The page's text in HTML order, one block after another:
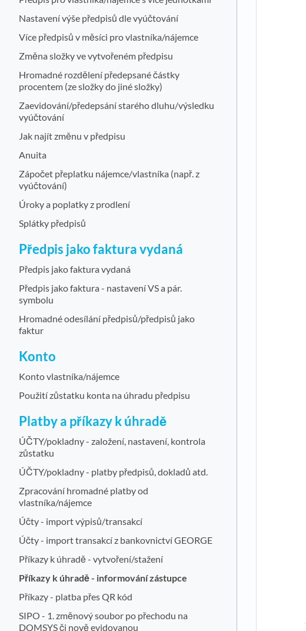
Nastavení výše předpisů dle vyúčtování
Více předpisů v měsíci pro vlastníka/nájemce
Změna složky ve vytvořeném předpisu
Hromadné rozdělení předepsané částky
procentem (ze složky do jiné složky)
Zaevidování/předepsání starého dluhu/výsledku
vyúčtování
Jak najít změnu v předpisu
Anuita
Zápočet přeplatku nájemce/vlastníka (např. z
vyúčtování)
Úroky a poplatky z prodlení
Splátky předpisů
Předpis jako faktura vydaná
Předpis jako faktura vydaná
Předpis jako faktura - nastavení VS a pár.
symbolu
Hromadné odesílání předpisů/předpisů jako
faktur
Konto
Konto vlastníka/nájemce
Použití zůstatku konta na úhradu předpisu
Platby a příkazy k úhradě
ÚČTY/pokladny - založení, nastavení, kontrola
zůstatku
ÚČTY/pokladny - platby předpisů, dokladů atd.
Zpracování hromadné platby od
vlastníka/nájemce
Účty - import výpisů/transakcí
Účty - import transakcí z bankovnictví GEORGE
Příkazy k úhradě - vytvoření/stažení
Příkazy k úhradě - informování zástupce
Příkazy - platba přes QR kód
SIPO - 1. změnový soubor po přechodu na
DOMSYS či nově evidovanou